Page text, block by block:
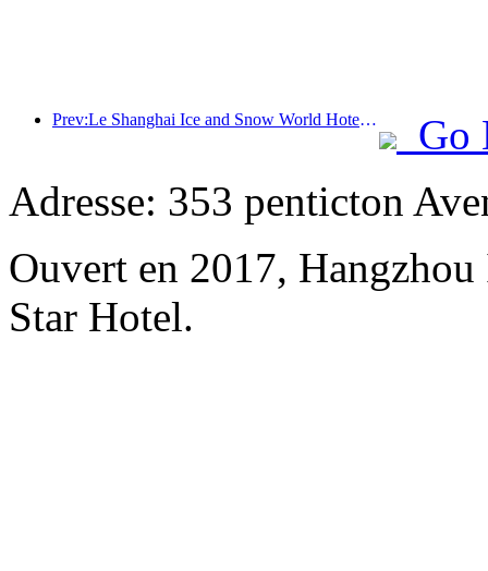
Prev:Le Shanghai Ice and Snow World Hotel le plus luxueux est dévoilé
Go
Adresse: 353 penticton
Ouvert en 2017,
Star Hotel.